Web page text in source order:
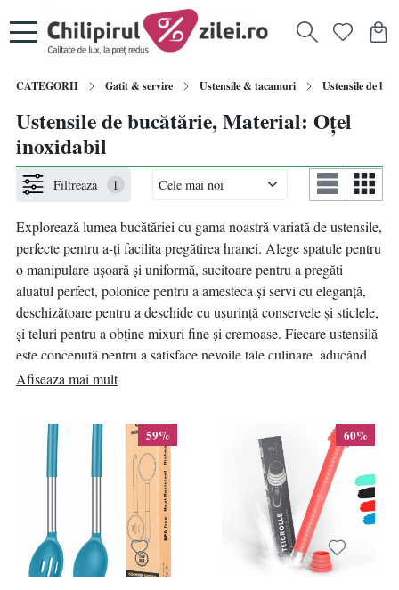
CATEGORII Gatit & servire Ustensile & tacamuri Ustensile de
Ustensile de bucătărie, Material: Oțel
inoxidabil
Filtreaza 1
Explorează lumea bucătăriei cu gama noastră variată de ustensile,
perfecte pentru a-ți facilita pregătirea hranei. Alege spatule pentru
o manipulare ușoară și uniformă, sucitoare pentru a pregăti
aluatul perfect, polonice pentru a amesteca și servi cu eleganță,
deschizătoare pentru a deschide cu ușurință conservele și sticlele,
și teluri pentru a obține mixuri fine și cremoase. Fiecare ustensilă
este concepută pentru a satisface nevoile tale culinare, aducând
funcționalitate și stil în bucătăria ta. Descoperă colecția noastră de
Afiseaza mai mult
59% 60%